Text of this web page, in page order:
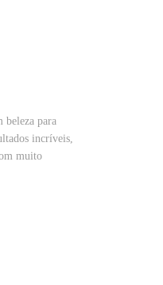
beleza para
incríveis,
muito